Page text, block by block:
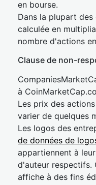
en bourse.
Dans la plupart
calculée en
nombre d'actions
Clause de non-
à
Les prix des
varier de quelques
Les logos des
de données de
appartiennent à
d'auteur respectifs.
affiche à des fins